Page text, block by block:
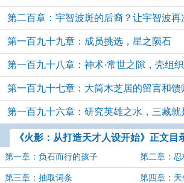
己的眼睛！
第二百章：宇智波斑的后裔？让宇智波再
第一百九十九章：成员挑选，星之陨石
第一百九十八章：神术·常世之隙，壳组织
第一百九十七章：大筒木芝居的留言和馈
第一百九十六章：研究英雄之水，三藏就
《火影：从打造天才人设开始》正文目
第一章：负石而行的孩子 第二章：忍
第三章：抽取词条 第四章：天